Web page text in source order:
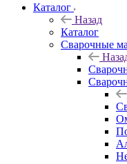
Каталог
Назад
Каталог
Сварочные